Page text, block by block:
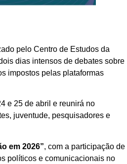
pelo Centro de Estudos da
dias intensos de debates sobre
impostos pelas plataformas
e 25 de abril e reunirá no
juventude, pesquisadores e
em 2026”, com a participação de
políticos e comunicacionais no